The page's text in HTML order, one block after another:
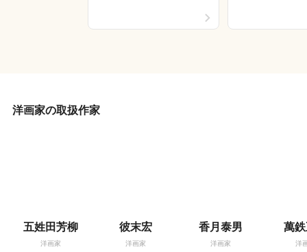
洋画家の取扱作家
五姓田芳柳
洋画家
彼末宏
洋画家
香月泰男
洋画家
萬
洋